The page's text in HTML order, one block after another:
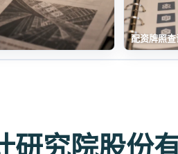
配资牌照查
研究院股份